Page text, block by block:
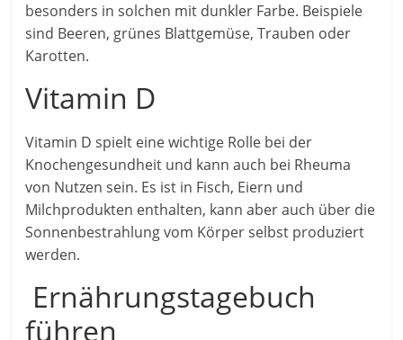
besonders in solchen mit dunkler Farbe. Beispiele
sind Beeren, grünes Blattgemüse, Trauben oder
Karotten.
Vitamin D
Vitamin D spielt eine wichtige Rolle bei der
Knochengesundheit und kann auch bei Rheuma
von Nutzen sein. Es ist in Fisch, Eiern und
Milchprodukten enthalten, kann aber auch über die
Sonnenbestrahlung vom Körper selbst produziert
werden.
Ernährungstagebuch
führen